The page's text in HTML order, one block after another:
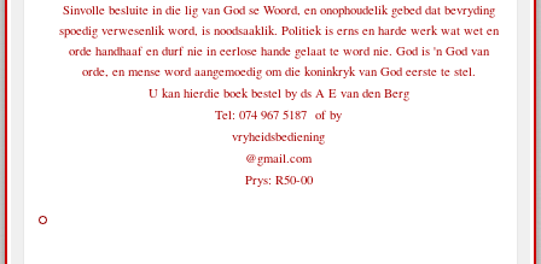
Sinvolle besluite in die lig van God se Woord, en onophoudelik gebed dat bevryding
spoedig verwesenlik word, is noodsaaklik. Politiek is erns en harde werk wat wet en
orde handhaaf en durf nie in eerlose hande gelaat te word nie. God is 'n God van
orde, en mense word aangemoedig om die koninkryk van God eerste te stel.
U kan hierdie boek bestel by ds A E van den Berg
Tel: 074 967 5187 of by
vryheidsbediening
@gmail.com
Prys: R50-00